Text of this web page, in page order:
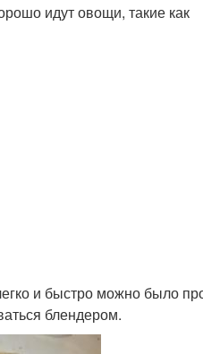
идут овощи, такие как
и быстро можно было
блендером.